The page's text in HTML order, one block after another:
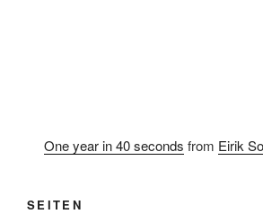
One year in 40 seconds from Eirik
SEITEN